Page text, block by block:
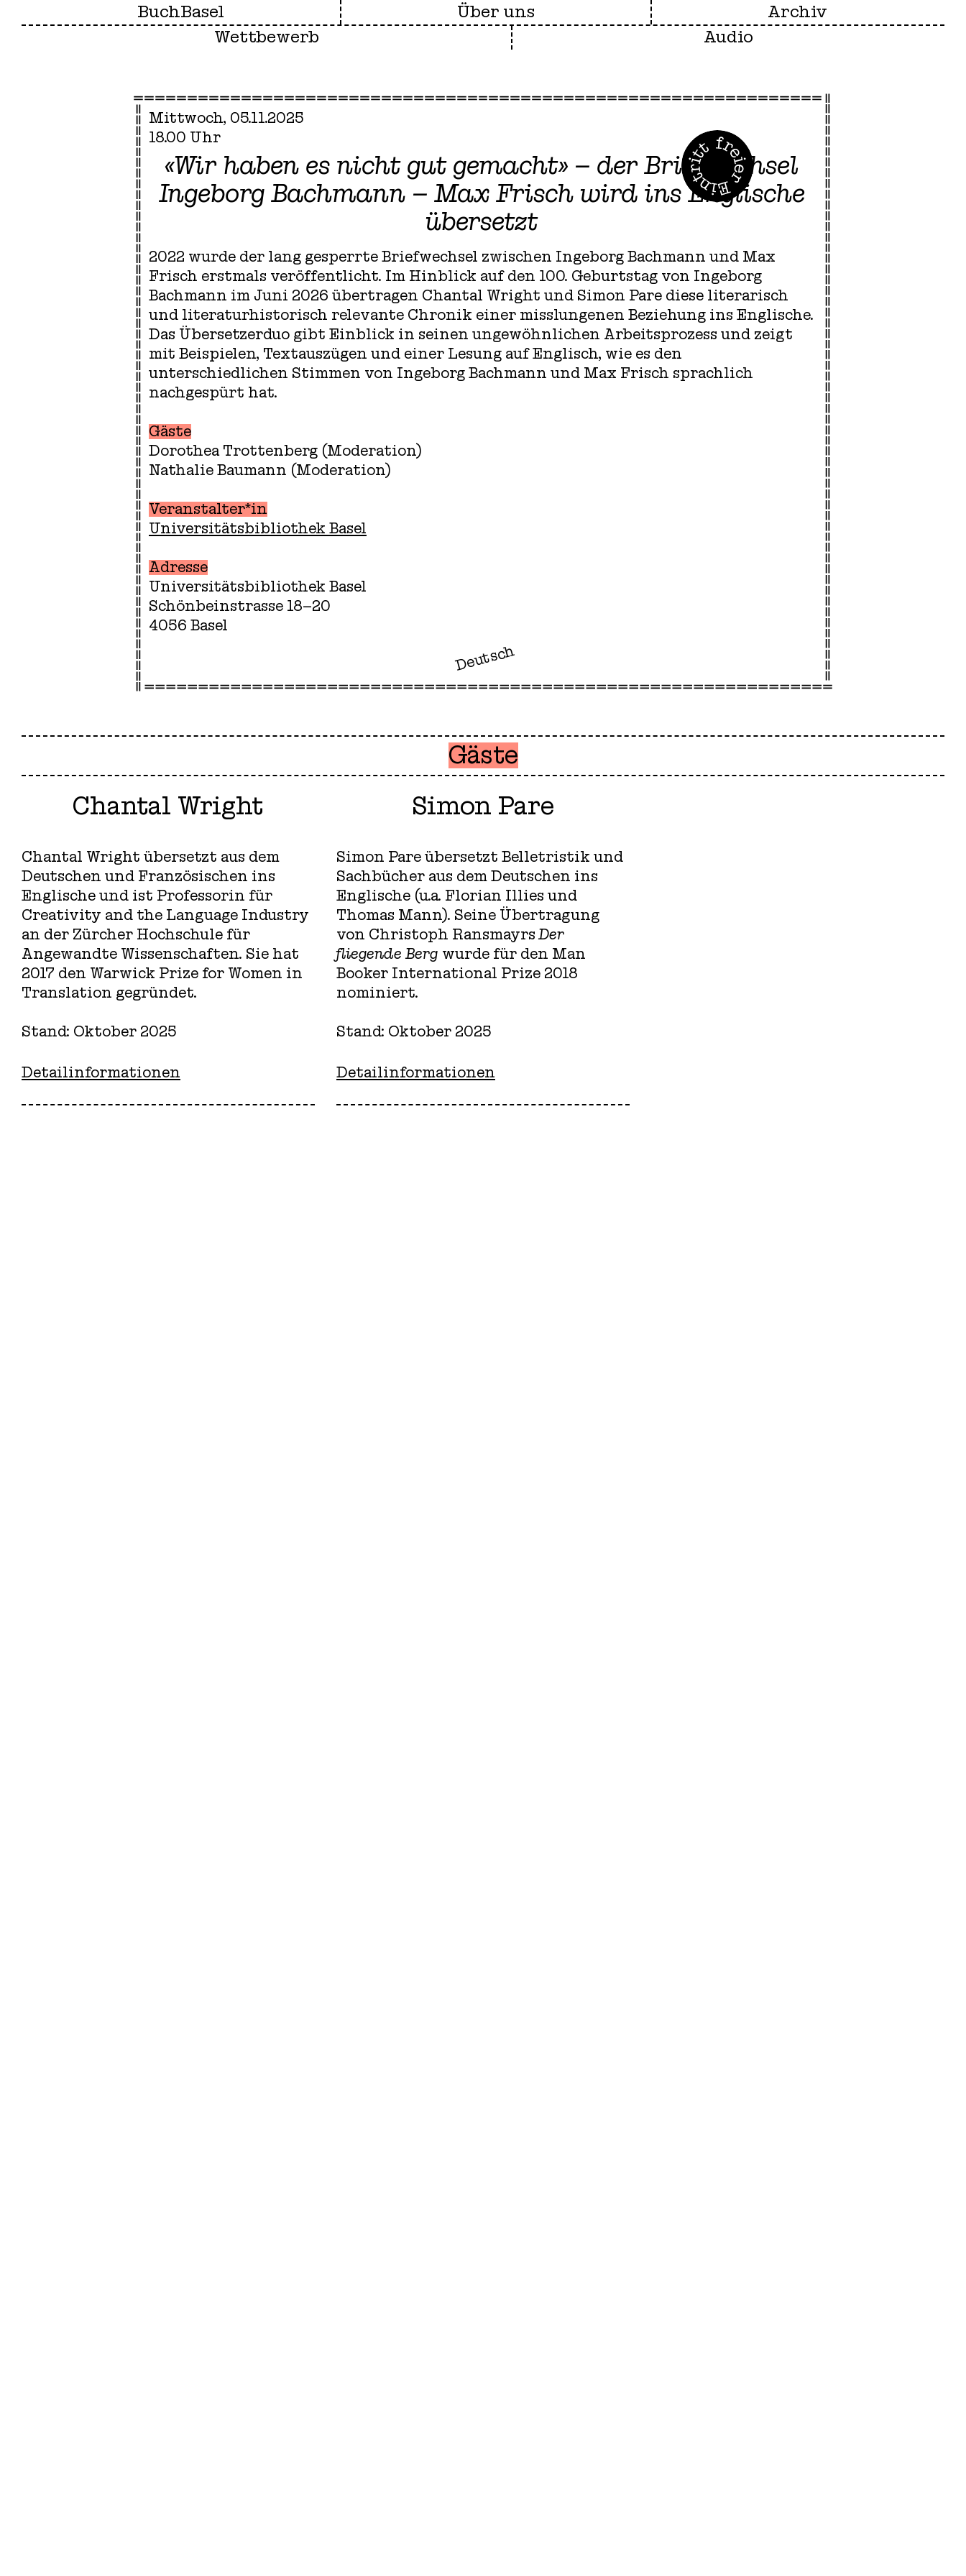
BuchBasel Über uns
Archiv
Wettbewerb
Audio
Mittwoch, 05.11.2025
18.00 Uhr
free
«Wir haben es nicht gut gemacht» – der Briefwechsel
Ingeborg Bachmann – Max Frisch wird ins Englische
übersetzt
2022 wurde der lang gesperrte Briefwechsel zwischen Ingeborg Bachmann und Max
Frisch erstmals veröffentlicht. Im Hinblick auf den 100. Geburtstag von Ingeborg
Bachmann im Juni 2026 übertragen Chantal Wright und Simon Pare diese literarisch
und literaturhistorisch relevante Chronik einer misslungenen Beziehung ins Englische.
Das Übersetzerduo gibt Einblick in seinen ungewöhnlichen Arbeitsprozess und zeigt
mit Beispielen, Textauszügen und einer Lesung auf Englisch, wie es den
unterschiedlichen Stimmen von Ingeborg Bachmann und Max Frisch sprachlich
nachgespürt hat.
Gäste
Dorothea Trottenberg (Moderation)
Nathalie Baumann (Moderation)
Veranstalter*in
Universitätsbibliothek Basel
Adresse
Universitätsbibliothek Basel
Schönbeinstrasse 18–20
4056 Basel
Deutsch
Gäste
Chantal Wright
Chantal Wright übersetzt aus dem
Deutschen und Französischen ins
Englische und ist Professorin für
Creativity and the Language Industry
an der Zürcher Hochschule für
Angewandte Wissenschaften. Sie hat
2017 den Warwick Prize for Women in
Translation gegründet.
Stand: Oktober 2025
Detailinformationen
Simon Pare
Simon Pare übersetzt Belletristik und
Sachbücher aus dem Deutschen ins
Englische (u.a. Florian Illies und
Thomas Mann). Seine Übertragung
von Christoph RansmayrsDer
fliegende Berg wurde für den Man
Booker International Prize 2018
nominiert.
Stand: Oktober 2025
Detailinformationen